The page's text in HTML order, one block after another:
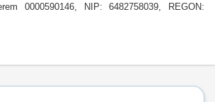
0000590146, NIP: 6482758039, REGON: